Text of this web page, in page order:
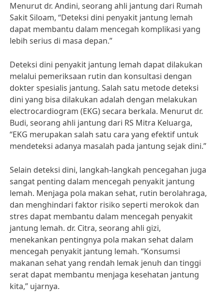
Menurut dr. Andini, seorang ahli jantung dari Rumah
Sakit Siloam, “Deteksi dini penyakit jantung lemah
dapat membantu dalam mencegah komplikasi yang
lebih serius di masa depan.”
Deteksi dini penyakit jantung lemah dapat dilakukan
melalui pemeriksaan rutin dan konsultasi dengan
dokter spesialis jantung. Salah satu metode deteksi
dini yang bisa dilakukan adalah dengan melakukan
electrocardiogram (EKG) secara berkala. Menurut dr.
Budi, seorang ahli jantung dari RS Mitra Keluarga,
“EKG merupakan salah satu cara yang efektif untuk
mendeteksi adanya masalah pada jantung sejak dini.”
Selain deteksi dini, langkah-langkah pencegahan juga
sangat penting dalam mencegah penyakit jantung
lemah. Menjaga pola makan sehat, rutin berolahraga,
dan menghindari faktor risiko seperti merokok dan
stres dapat membantu dalam mencegah penyakit
jantung lemah. dr. Citra, seorang ahli gizi,
menekankan pentingnya pola makan sehat dalam
mencegah penyakit jantung lemah. “Konsumsi
makanan sehat yang rendah lemak jenuh dan tinggi
serat dapat membantu menjaga kesehatan jantung
kita,” ujarnya.